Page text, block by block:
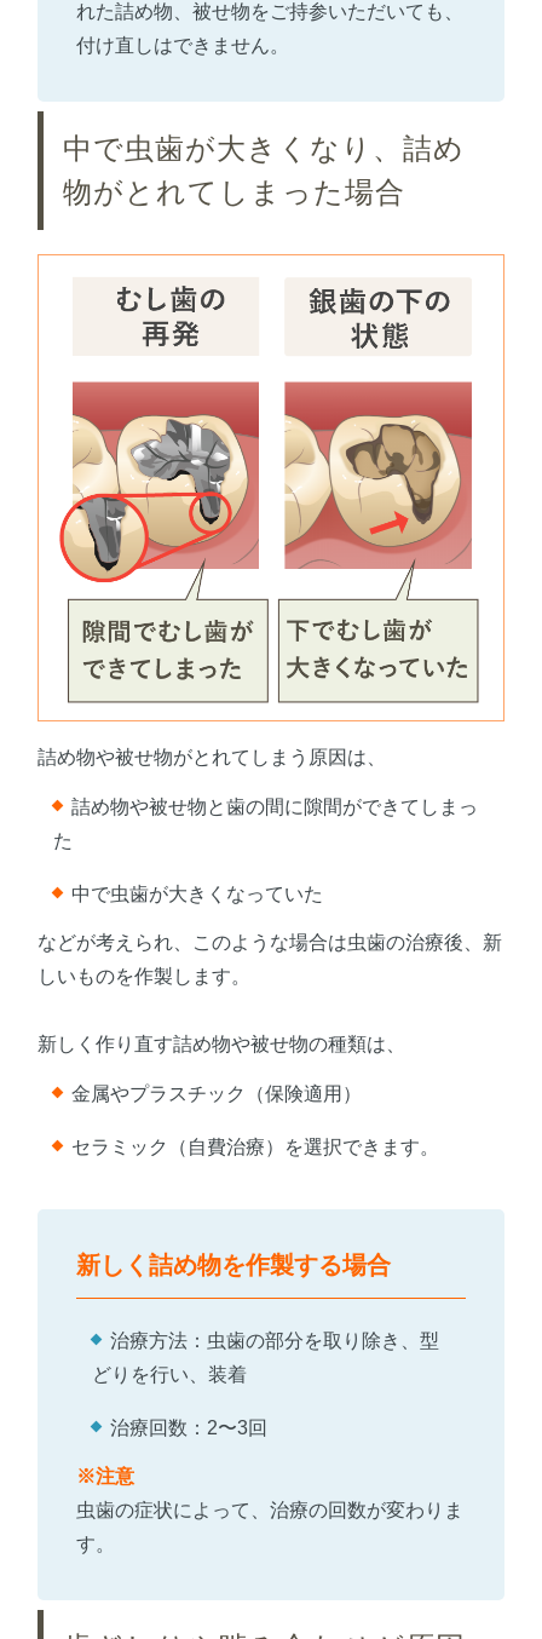
れた詰め物、被せ物をご持参いただいても、
付け直しはできません。
中で虫歯が大きくなり、詰め
物がとれてしまった場合
詰め物や被せ物がとれてしまう原因は、
詰め物や被せ物と歯の間に隙間ができてしまっ
た
中で虫歯が大きくなっていた
などが考えられ、このような場合は虫歯の治療後、新
しいものを作製します。
新しく作り直す詰め物や被せ物の種類は、
金属やプラスチック（保険適用）
セラミック（自費治療）を選択できます。
新しく詰め物を作製する場合
治療方法：虫歯の部分を取り除き、型
どりを行い、装着
治療回数：2〜3回
※注意
虫歯の症状によって、治療の回数が変わりま
す。